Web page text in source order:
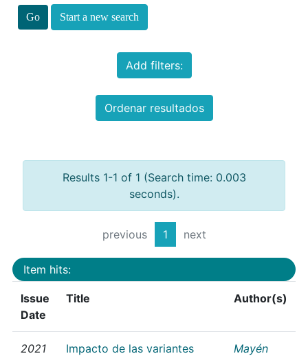
Start a new search
Add filters:
Ordenar resultados
Results 1-1 of 1 (Search time: 0.003
seconds).
previous 1 next
Item hits:
Issue
Date
Title Author(s)
2021
Impacto de las variantes
Mayén